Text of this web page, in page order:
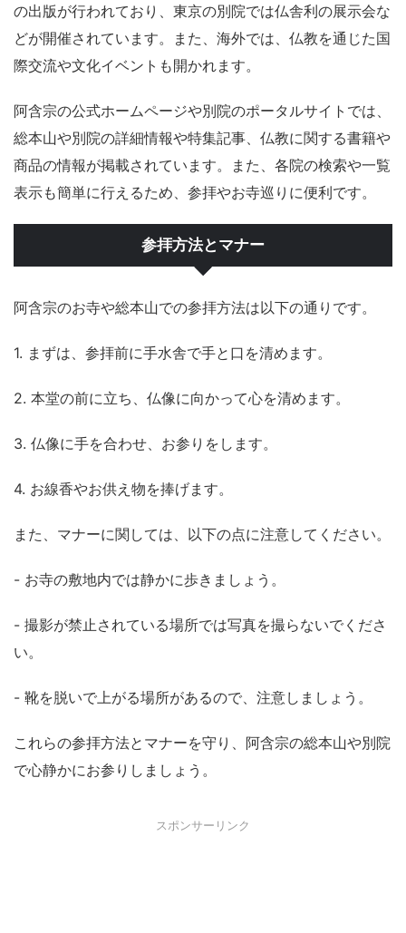
の出版が行われており、東京の別院では仏舎利の展示会な
どが開催されています。また、海外では、仏教を通じた国
際交流や文化イベントも開かれます。
阿含宗の公式ホームページや別院のポータルサイトでは、
総本山や別院の詳細情報や特集記事、仏教に関する書籍や
商品の情報が掲載されています。また、各院の検索や一覧
表示も簡単に行えるため、参拝やお寺巡りに便利です。
参拝方法とマナー
阿含宗のお寺や総本山での参拝方法は以下の通りです。
1. まずは、参拝前に手水舎で手と口を清めます。
2. 本堂の前に立ち、仏像に向かって心を清めます。
3. 仏像に手を合わせ、お参りをします。
4. お線香やお供え物を捧げます。
また、マナーに関しては、以下の点に注意してください。
- お寺の敷地内では静かに歩きましょう。
- 撮影が禁止されている場所では写真を撮らないでくださ
い。
- 靴を脱いで上がる場所があるので、注意しましょう。
これらの参拝方法とマナーを守り、阿含宗の総本山や別院
で心静かにお参りしましょう。
スポンサーリンク